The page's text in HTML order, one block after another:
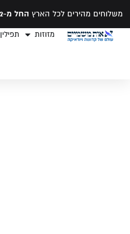
משלוחים מהירים לכל הארץ החל מ-12 ש"ח
מזוזות תפילין